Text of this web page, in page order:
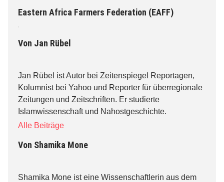
Eastern Africa Farmers Federation (EAFF)
Von Jan Rübel
Jan Rübel ist Autor bei Zeitenspiegel Reportagen,
Kolumnist bei Yahoo und Reporter für überregionale
Zeitungen und Zeitschriften. Er studierte
Islamwissenschaft und Nahostgeschichte.
Alle Beiträge
Von Shamika Mone
Shamika Mone ist eine Wissenschaftlerin aus dem